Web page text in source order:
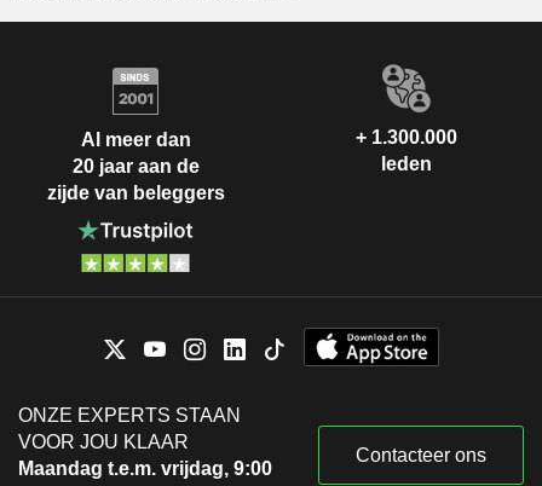
Al meer dan
20 jaar aan de
zijde van beleggers
+ 1.300.000
leden
ONZE EXPERTS STAAN
VOOR JOU KLAAR
Maandag t.e.m. vrijdag, 9:00
Contacteer ons